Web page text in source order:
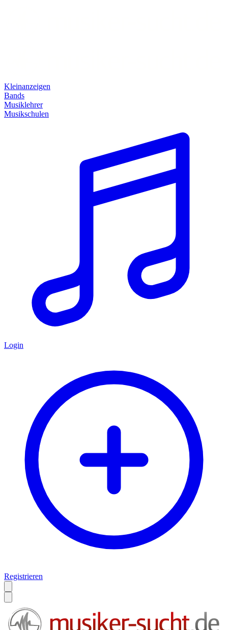
Kleinanzeigen
Bands
Musiklehrer
Musikschulen
Login
Registrieren